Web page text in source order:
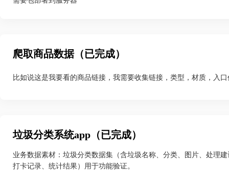
爬取商品数据（已完成）
比如说这是我要看的商品链接，我需要收集链接，类型，材质，入
垃圾分类系统app（已完成）
业务数据素材：垃圾分类数据集（含垃圾名称、分类、图片、处理
打卡记录、统计结果）用于功能验证。